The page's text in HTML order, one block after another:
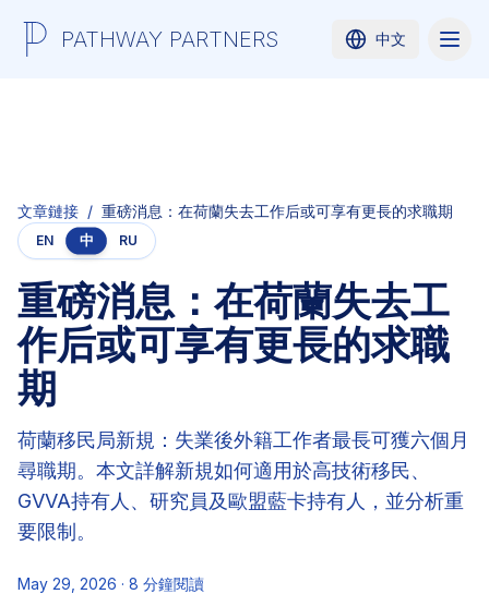
PATHWAY PARTNERS 中文
文章鏈接 / 重磅消息：在荷蘭失去工作后或可享有更長的求職期
EN 中 RU
重磅消息：在荷蘭失去工
作后或可享有更長的求職
期
荷蘭移民局新規：失業後外籍工作者最長可獲六個月
尋職期。本文詳解新規如何適用於高技術移民、
GVVA持有人、研究員及歐盟藍卡持有人，並分析重
要限制。
May 29, 2026 · 8 分鐘閱讀